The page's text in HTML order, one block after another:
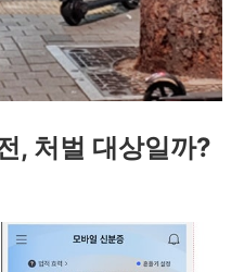
, 처벌 대상일까?